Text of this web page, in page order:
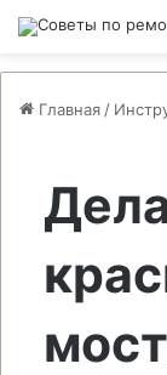
Главная /